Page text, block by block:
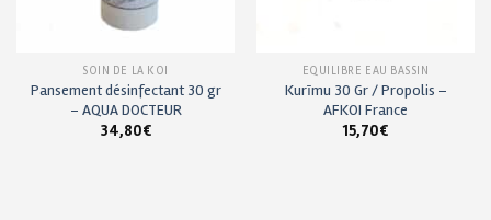
SOIN DE LA KOÏ
Pansement désinfectant 30 gr
– AQUA DOCTEUR
34,80€
EQUILIBRE EAU BASSIN
Kurīmu 30 Gr / Propolis –
AFKOI France
15,70€